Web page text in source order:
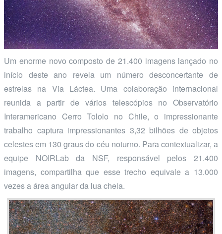
Um enorme novo composto de 21.400 imagens lançado no
início deste ano revela um número desconcertante de
estrelas na Via Láctea. Uma colaboração internacional
reunida a partir de vários telescópios no Observatório
Interamericano Cerro Tololo no Chile, o impressionante
trabalho captura impressionantes 3,32 bilhões de objetos
celestes em 130 graus do céu noturno. Para contextualizar, a
equipe NOIRLab da NSF, responsável pelos 21.400
imagens, compartilha que esse trecho equivale a 13.000
vezes a área angular da lua cheia.